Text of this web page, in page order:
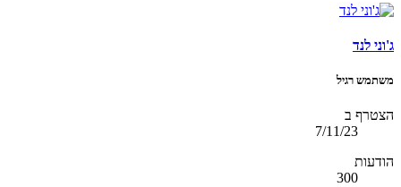
ג'וני לנד
משתמש רגיל
הצטרף ב
7/11/23
הודעות
300